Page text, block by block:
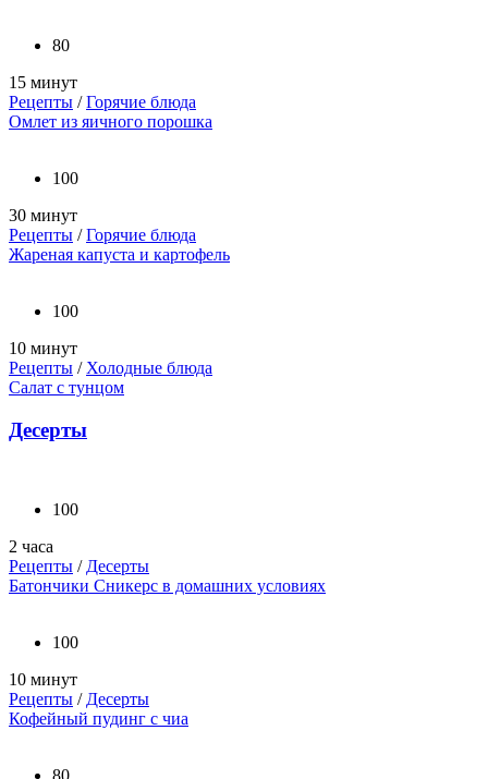
80
15 минут
Рецепты /Горячие блюда
Омлет из яичного порошка
100
30 минут
Рецепты /Горячие блюда
Жареная капуста и картофель
100
10 минут
Рецепты / Холодные блюда
Салат с тунцом
Десерты
100
2 часа
Рецепты / Десерты
Батончики Сникерс в домашних условиях
100
10 минут
Рецепты / Десерты
Кофейный пудинг с чиа
80